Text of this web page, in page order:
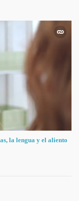
la lengua y el aliento